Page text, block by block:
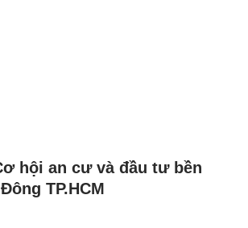
hội an cư và đầu tư bền
TP.HCM